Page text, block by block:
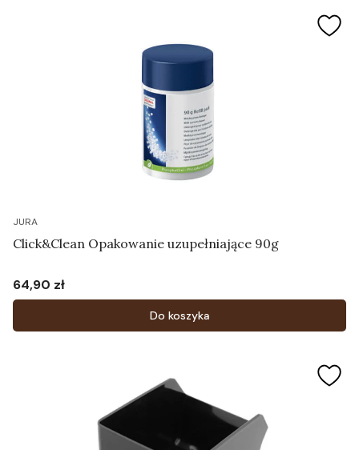
JURA
Click&Clean Opakowanie uzupełniające 90g
Cena
64,90 zł
Do koszyka